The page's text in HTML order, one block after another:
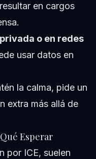
en cargos
o en redes
usar datos en
la calma, pide un
extra más allá de
Esperar
por ICE, suelen